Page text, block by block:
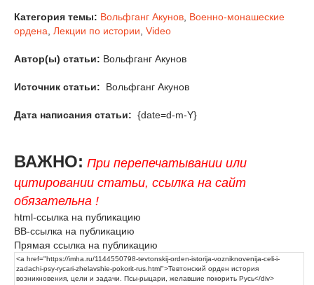
Категория темы: Вольфганг Акунов Военно-монашеские
ордена Лекции по истории Video
Автор(ы) статьи: Вольфганг Акунов
Источник статьи: Вольфганг Акунов
Дата написания статьи: {date=d-m-Y}
ВАЖНО: При перепечатывании или
цитировании статьи, ссылка на сайт
обязательна !
html-ссылка на публикацию
BB-ссылка на публикацию
Прямая ссылка на публикацию